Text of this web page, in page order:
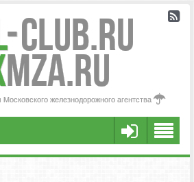
-Club.RU
MZA.RU
железнодорожного агентства